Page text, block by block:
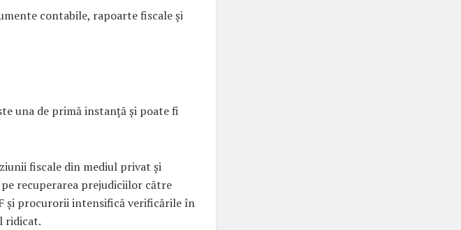
contabile, rapoarte fiscale și
una de primă instanță și poate fi
fiscale din mediul privat și
recuperarea prejudiciilor către
și procurorii intensifică verificările în
ridicat.